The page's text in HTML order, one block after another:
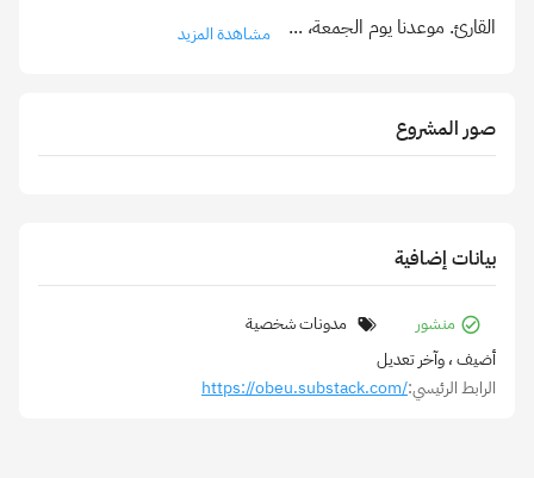
القارئ. موعدنا يوم الجمعة، ... مشاهدة المزيد
صور المشروع
بيانات إضافية
منشور
مدونات شخصية
أضيف، وآخر تعديل
الرابط الرئيسي:https://obeu.substack.com/